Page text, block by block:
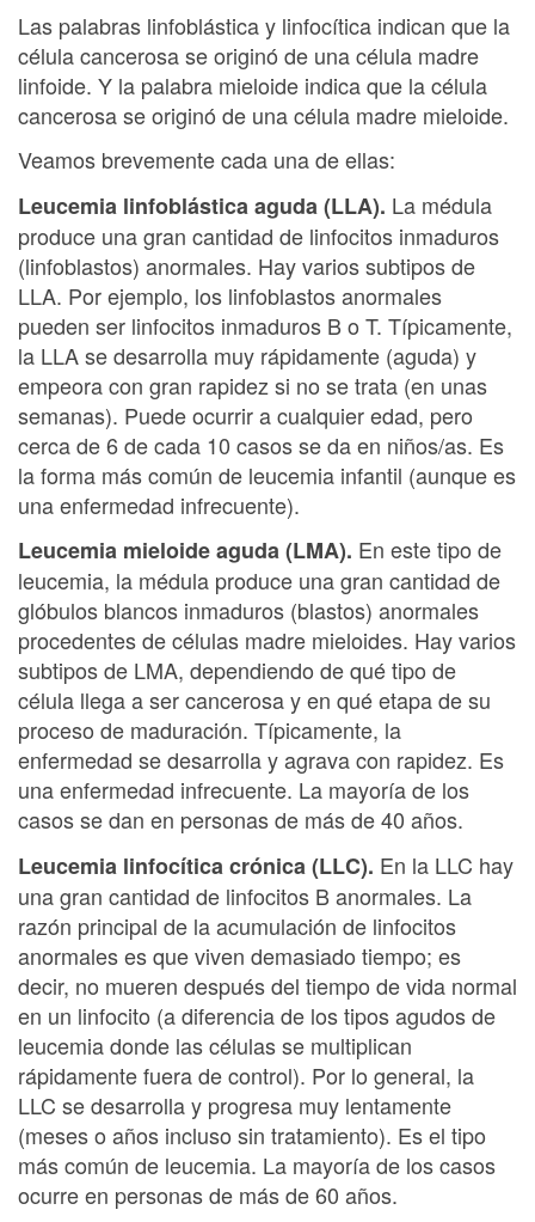
Las palabras linfoblástica y linfocítica indican que la
célula cancerosa se originó de una célula madre
linfoide. Y la palabra mieloide indica que la célula
cancerosa se originó de una célula madre mieloide.
Veamos brevemente cada una de ellas:
Leucemia linfoblástica aguda (LLA). La médula
produce una gran cantidad de linfocitos inmaduros
(linfoblastos) anormales. Hay varios subtipos de
LLA. Por ejemplo, los linfoblastos anormales
pueden ser linfocitos inmaduros B o T. Típicamente,
la LLA se desarrolla muy rápidamente (aguda) y
empeora con gran rapidez si no se trata (en unas
semanas). Puede ocurrir a cualquier edad, pero
cerca de 6 de cada 10 casos se da en niños/as. Es
la forma más común de leucemia infantil (aunque es
una enfermedad infrecuente).
Leucemia mieloide aguda (LMA). En este tipo de
leucemia, la médula produce una gran cantidad de
glóbulos blancos inmaduros (blastos) anormales
procedentes de células madre mieloides. Hay varios
subtipos de LMA, dependiendo de qué tipo de
célula llega a ser cancerosa y en qué etapa de su
proceso de maduración. Típicamente, la
enfermedad se desarrolla y agrava con rapidez. Es
una enfermedad infrecuente. La mayoría de los
casos se dan en personas de más de 40 años.
Leucemia linfocítica crónica (LLC). En la LLC hay
una gran cantidad de linfocitos B anormales. La
razón principal de la acumulación de linfocitos
anormales es que viven demasiado tiempo; es
decir, no mueren después del tiempo de vida normal
en un linfocito (a diferencia de los tipos agudos de
leucemia donde las células se multiplican
rápidamente fuera de control). Por lo general, la
LLC se desarrolla y progresa muy lentamente
(meses o años incluso sin tratamiento). Es el tipo
más común de leucemia. La mayoría de los casos
ocurre en personas de más de 60 años.